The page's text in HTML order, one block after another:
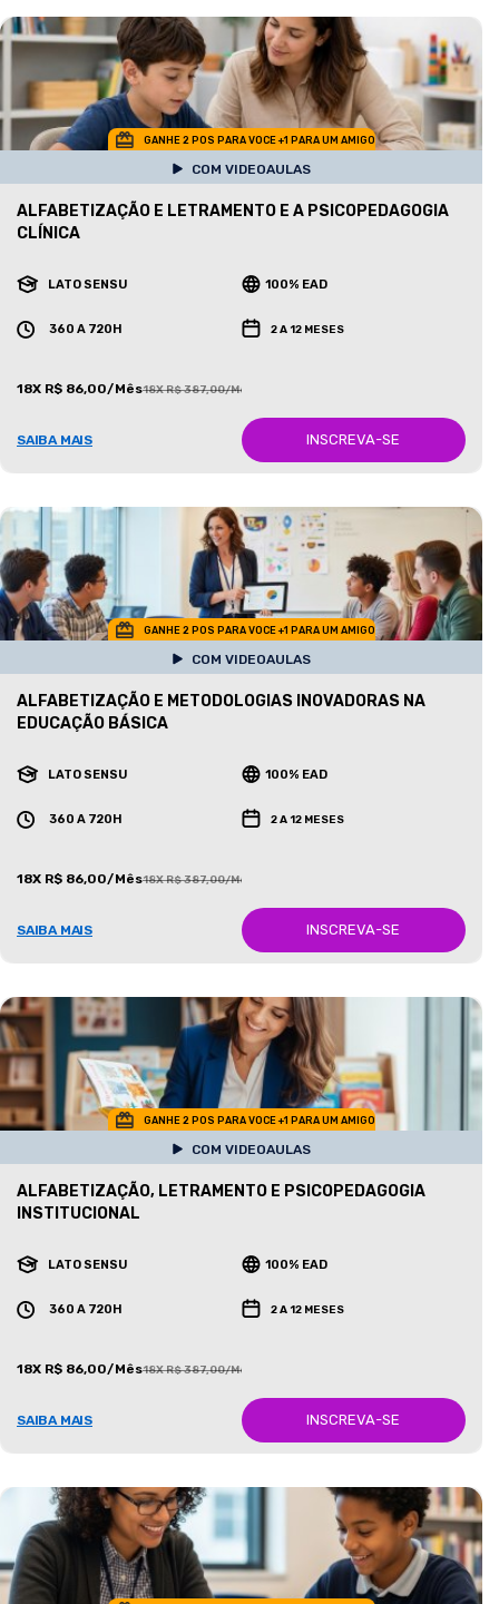
GANHE 2 POS PARA VOCE +1 PARA UM AMIGO
COM VIDEOAULAS
ALFABETIZAÇÃO E LETRAMENTO E A PSICOPEDAGOGIA
CLÍNICA
LATO SENSU 100% EAD
360 A 720H 2 A 12 MESES
18X R$ 86,00/Mês18X R$ 387,00/Mês
SAIBA MAIS INSCREVA-SE
GANHE 2 POS PARA VOCE +1 PARA UM AMIGO
COM VIDEOAULAS
ALFABETIZAÇÃO E METODOLOGIAS INOVADORAS NA
EDUCAÇÃO BÁSICA
LATO SENSU 100% EAD
360 A 720H 2 A 12 MESES
18X R$ 86,00/Mês18X R$ 387,00/Mês
SAIBA MAIS INSCREVA-SE
GANHE 2 POS PARA VOCE +1 PARA UM AMIGO
COM VIDEOAULAS
ALFABETIZAÇÃO, LETRAMENTO E PSICOPEDAGOGIA
INSTITUCIONAL
LATO SENSU 100% EAD
360 A 720H 2 A 12 MESES
18X R$ 86,00/Mês18X R$ 387,00/Mês
SAIBA MAIS INSCREVA-SE